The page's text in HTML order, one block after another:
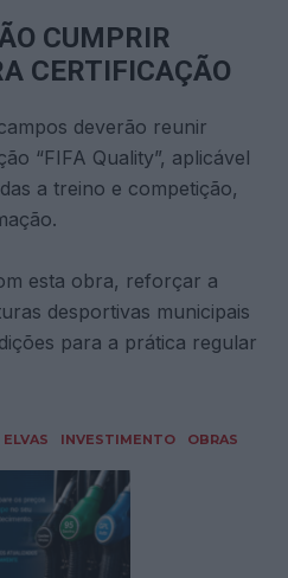
CUMPRIR
CERTIFICAÇÃO
deverão reunir
“FIFA Quality”, aplicável
a treino e competição,
esta obra, reforçar a
desportivas municipais
para a prática regular
ELVAS INVESTIMENTO OBRAS